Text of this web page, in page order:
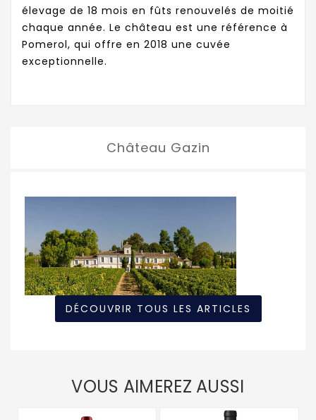
élevage de 18 mois en fûts renouvelés de moitié
chaque année. Le château est une référence à
Pomerol, qui offre en 2018 une cuvée
exceptionnelle.
Château Gazin
DÉCOUVRIR TOUS LES ARTICLES
VOUS AIMEREZ AUSSI